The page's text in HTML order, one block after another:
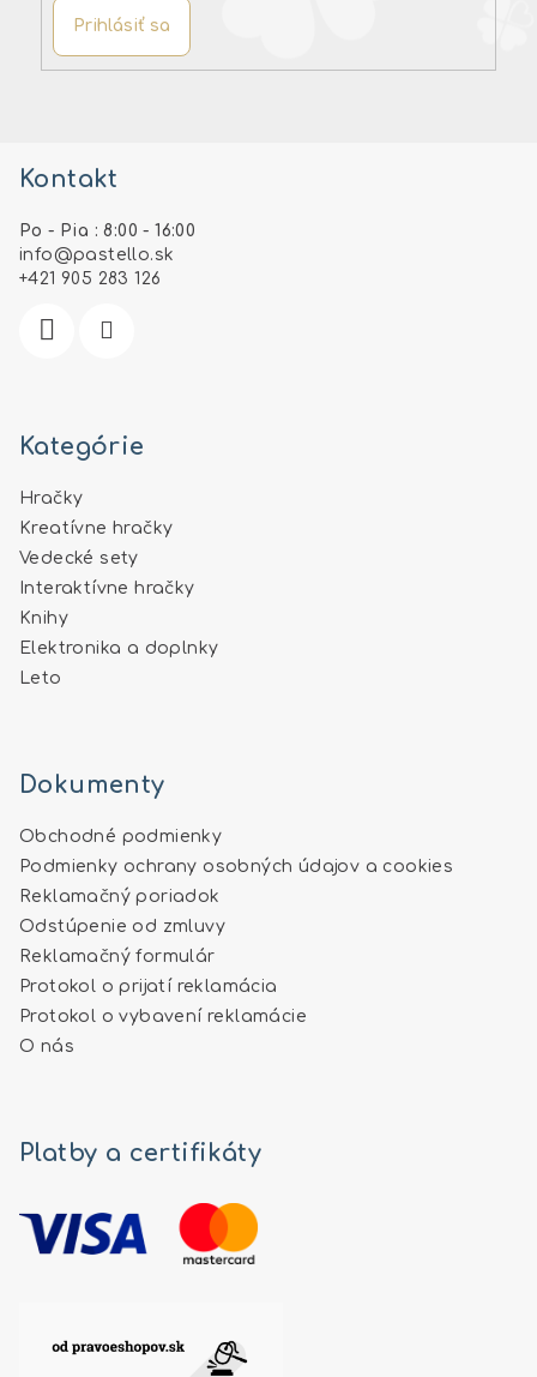
Prihlásiť sa
Kontakt
Po - Pia : 8:00 - 16:00
info @pastello.sk
+421 905 283 126
Kategórie
Hračky
Kreatívne hračky
Vedecké sety
Interaktívne hračky
Knihy
Elektronika a doplnky
Leto
Dokumenty
Obchodné podmienky
Podmienky ochrany osobných údajov a cookies
Reklamačný poriadok
Odstúpenie od zmluvy
Reklamačný formulár
Protokol o prijatí reklamácia
Protokol o vybavení reklamácie
O nás
Platby a certifikáty